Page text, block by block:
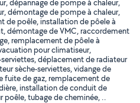
dépannage de pompe à chaleur,
démontage de pompe à chaleur,
de poêle, installation de pôele à
démontage de VMC, raccordement
remplacement de pôele à
pour climatiseur,
déplacement de radiateur
sèche-serviettes, vidange de
fuite de gaz, remplacement de
installation de conduit de
tubage de cheminée, ..